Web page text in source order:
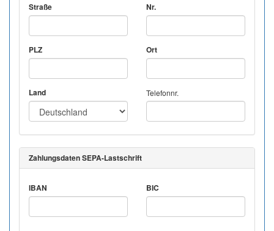
Straße Nr.
PLZ Ort
Land Telefonnr.
Zahlungsdaten SEPA-Lastschrift
IBAN BIC